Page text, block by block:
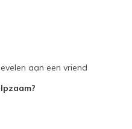
aan een vriend